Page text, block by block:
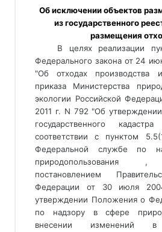
из государственного
размещения
В целях реализации
Федерального закона от 24
"Об отходах производства
приказа Министерства
экологии Российской
2011 г. N 792 "Об
государственного
соответствии с пунктом
Федеральной службе по
природопользования ,
постановлением
Федерации от 30 июля
утверждении Положения о
по надзору в сфере
внесении изменений в